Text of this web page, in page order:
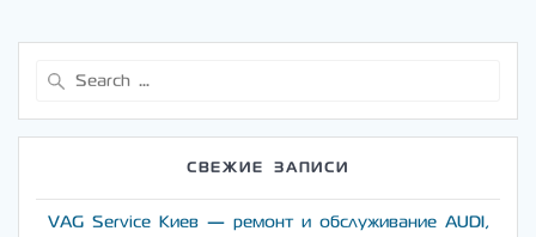
СВЕЖИЕ ЗАПИСИ
VAG Service Киев — ремонт и обслуживание AUDI,